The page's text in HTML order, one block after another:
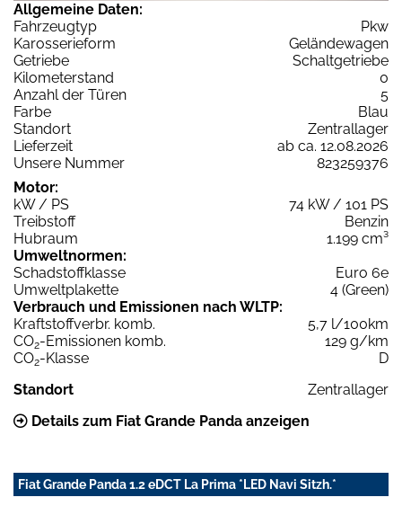
Allgemeine Daten:
Fahrzeugtyp
Pkw
Karosserieform
Geländewagen
Getriebe
Schaltgetriebe
Kilometerstand
0
Anzahl der Türen
5
Farbe
Blau
Standort
Zentrallager
Lieferzeit
ab ca. 12.08.2026
Unsere Nummer
823259376
Motor:
kW / PS
74 kW / 101 PS
Treibstoff
Benzin
Hubraum
1.199 cm³
Umweltnormen:
Schadstoffklasse
Euro 6e
Umweltplakette
4 (Green)
Verbrauch und Emissionen nach WLTP:
Kraftstoffverbr. komb.
5,7 l/100km
CO2-Emissionen komb.
129 g/km
CO2-Klasse
D
Standort
Zentrallager
Details zum Fiat Grande Panda anzeigen
Fiat Grande Panda 1.2 eDCT La Prima *LED Navi Sitzh.*